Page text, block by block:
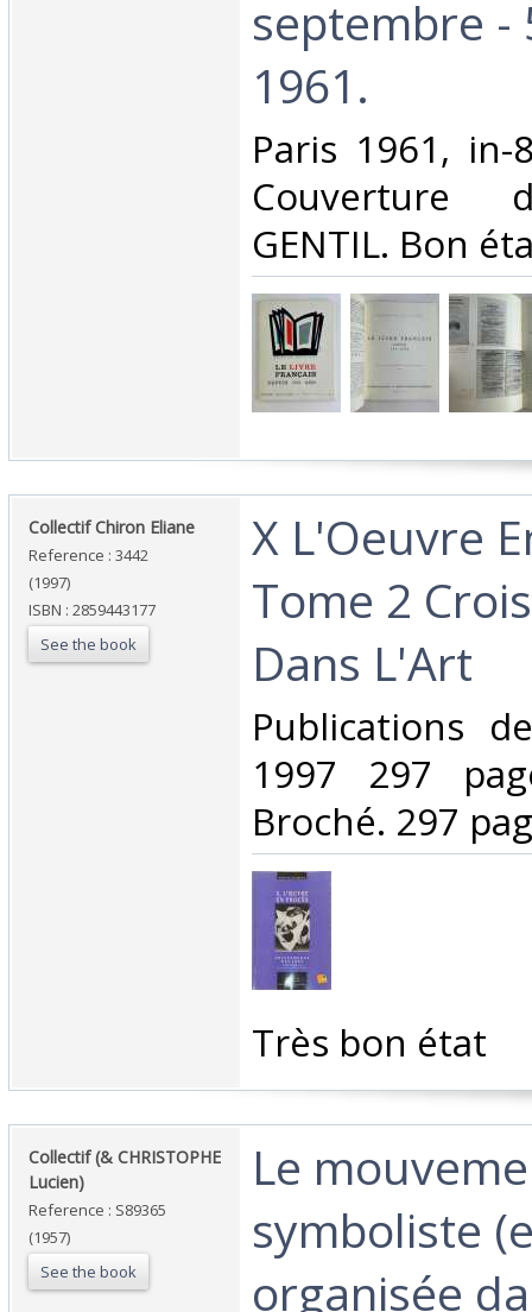
septembre -
1961.‎
‎Paris 1961, in-
Couverture
GENTIL. Bon
‎Collectif Chiron Eliane‎
Reference : 3442
(1997)
ISBN : 2859443177
See the book
‎X L'Oeuvre
Tome 2
Dans L'Art‎
‎Publications
1997 297
Broché. 297
‎Très bon état‎
‎Collectif (& CHRISTOPHE
Lucien)‎
Reference : S89365
(1957)
See the book
‎Le
symboliste
organisée